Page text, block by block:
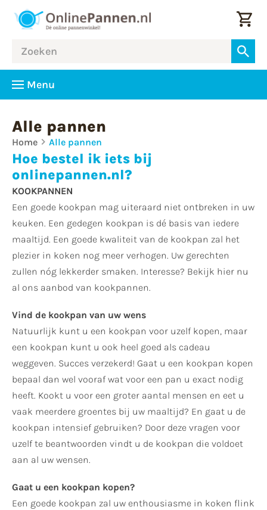
Menu
Alle pannen
Home Alle pannen
Hoe bestel ik iets bij
onlinepannen.nl?
KOOKPANNEN
Een goede kookpan mag uiteraard niet ontbreken in uw
keuken. Een gedegen kookpan is dé basis van iedere
maaltijd. Een goede kwaliteit van de kookpan zal het
plezier in koken nog meer verhogen. Uw gerechten
zullen nóg lekkerder smaken. Interesse? Bekijk hier nu
al ons aanbod van kookpannen.
Vind de kookpan van uw wens
Natuurlijk kunt u een kookpan voor uzelf kopen, maar
een kookpan kunt u ook heel goed als cadeau
weggeven. Succes verzekerd! Gaat u een kookpan kopen
bepaal dan wel vooraf wat voor een pan u exact nodig
heeft. Kookt u voor een groter aantal mensen en eet u
vaak meerdere groentes bij uw maaltijd? En gaat u de
kookpan intensief gebruiken? Door deze vragen voor
uzelf te beantwoorden vindt u de kookpan die voldoet
aan al uw wensen.
Gaat u een kookpan kopen?
Een goede kookpan zal uw enthousiasme in koken flink